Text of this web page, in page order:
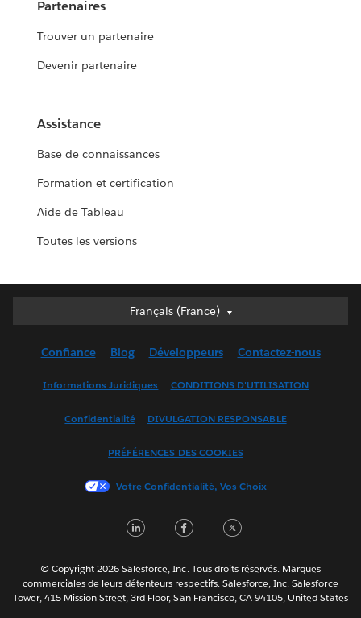
Partenaires
Trouver un partenaire
Devenir partenaire
Assistance
Base de connaissances
Formation et certification
Aide de Tableau
Toutes les versions
Français (France)
Français (France)
English (UK)
Français (Canada)
한국어
Português
ไทย
简体中文
Confiance Blog Développeurs Contactez-nous
Informations Juridiques CONDITIONS D'UTILISATION
Confidentialité DIVULGATION RESPONSABLE
PRÉFÉRENCES DES COOKIES
Votre Confidentialité, Vos Choix
LinkedInFacebook
© Copyright 2026 Salesforce, Inc. Tous droits réservés. Marques
commerciales de leurs détenteurs respectifs. Salesforce, Inc. Salesforce
Tower, 415 Mission Street, 3rd Floor, San Francisco, CA 94105, United States